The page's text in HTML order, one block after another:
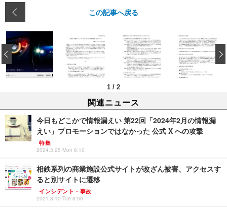
この記事へ戻る
1 / 2
‹
関連ニュース
今日もどこかで情報漏えい 第22回「2024年2月の情報漏
えい」プロモーションではなかった 公式 X への攻撃
特集
2024.3.25 Mon 8:10
相鉄系列の商業施設公式サイトが改ざん被害、アクセスす
ると別サイトに遷移
インシデント・事故
2021.8.10 Tue 8:00